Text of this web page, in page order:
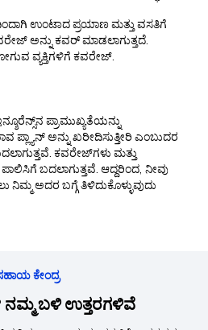
ಉಂಟಾದ ಪ್ರಯಾಣ ಮತ್ತು ವಸತಿಗೆ
ಅನ್ನು ಕವರ್ ಮಾಡಲಾಗುತ್ತದೆ.
ವ್ಯಕ್ತಿಗಳಿಗೆ ಕವರೇಜ್.
ಪ್ರಾಮುಖ್ಯತೆಯನ್ನು
ಪ್ಲ್ಯಾನ್ ಅನ್ನು ಖರೀದಿಸುತ್ತೀರಿ ಎಂಬುದರ
ಕವರೇಜ್‌ಗಳು ಮತ್ತು
ಬದಲಾಗುತ್ತವೆ. ಆದ್ದರಿಂದ, ನೀವು
ಅದರ ಬಗ್ಗೆ ತಿಳಿದುಕೊಳ್ಳುವುದು
ಕೇಂದ್ರ
ಬಳಿ ಉತ್ತರಗಳಿವೆ